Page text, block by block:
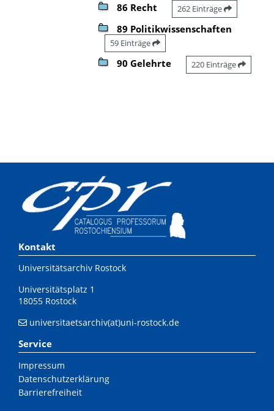
86 Recht 262 Einträge
89 Politikwissenschaften
59 Einträge
90 Gelehrte 220 Einträge
Kontakt
Universitätsarchiv Rostock
Universitätsplatz 1
18055 Rostock
universitaetsarchiv(at)uni-rostock.de
Service
Impressum
Datenschutzerklärung
Barrierefreiheit